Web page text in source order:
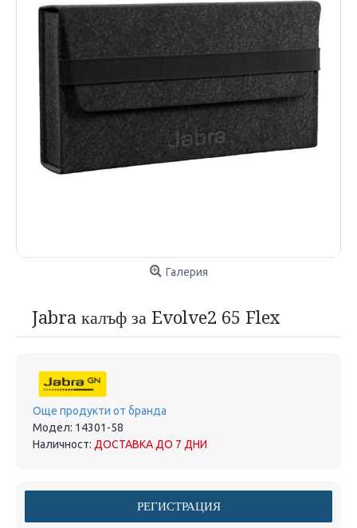
Галерия
Jabra калъф за Evolve2 65 Flex
Още продукти от бранда
Модел: 14301-58
Наличност: ДОСТАВКА ДО 7 ДНИ
РЕГИСТРАЦИЯ